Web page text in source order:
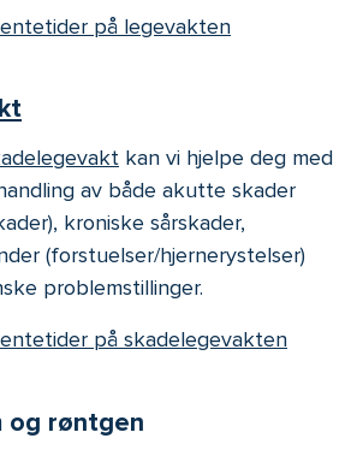
på legevakten
kan vi hjelpe deg med
av både akutte skader
kroniske sårskader,
(forstuelser/hjernerystelser)
problemstillinger.
på skadelegevakten
og røntgen